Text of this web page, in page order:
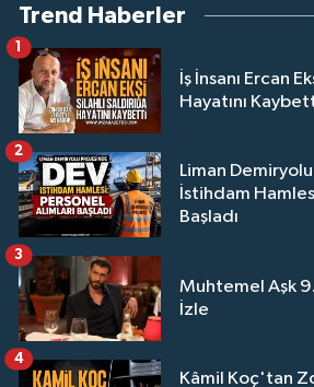
Trend Haberler
İş İnsanı Ercan
Hayatını
1
Liman
İstihdam
Başladı
2
Muhtemel Aşk
İzle
3
Kâmil Koç'tan
4